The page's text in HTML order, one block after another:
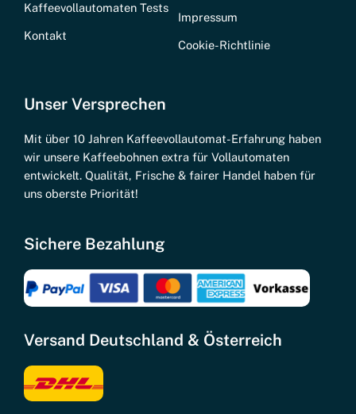
Kaffeevollautomaten Tests
Kontakt
Impressum
Cookie-Richtlinie
Unser Versprechen
Mit über 10 Jahren Kaffeevollautomat-Erfahrung haben
wir unsere Kaffeebohnen extra für Vollautomaten
entwickelt. Qualität, Frische & fairer Handel haben für
uns oberste Priorität!
Sichere Bezahlung
Versand Deutschland & Österreich